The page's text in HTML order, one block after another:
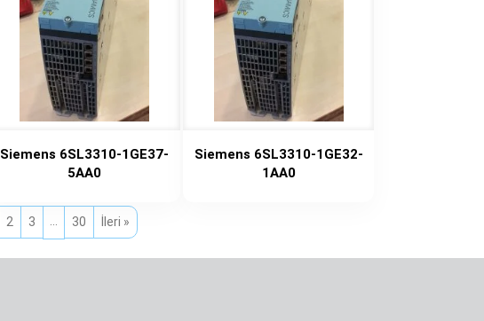
Siemens 6SL3310-1GE37-
5AA0
Siemens 6SL3310-1GE32-
1AA0
2 3 30 İleri »